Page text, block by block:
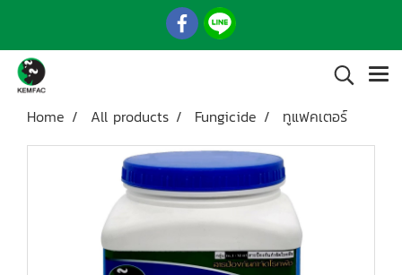
Home All products Fungicide ทูแฟคเตอร์